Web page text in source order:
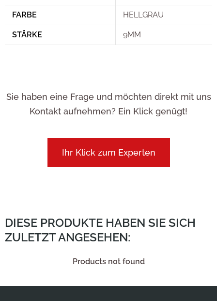
FARBE HELLGRAU
STÄRKE 9MM
Sie haben eine Frage und möchten direkt mit uns
Kontakt aufnehmen? Ein Klick genügt!
Ihr Klick zum Experten
DIESE PRODUKTE HABEN SIE SICH
ZULETZT ANGESEHEN:
Products not found